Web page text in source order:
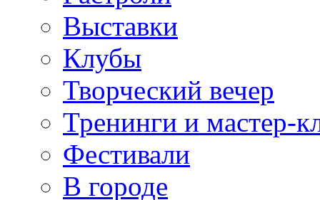
Выставки
Клубы
Творческий вечер
Тренинги и мастер-
Фестивали
В городе